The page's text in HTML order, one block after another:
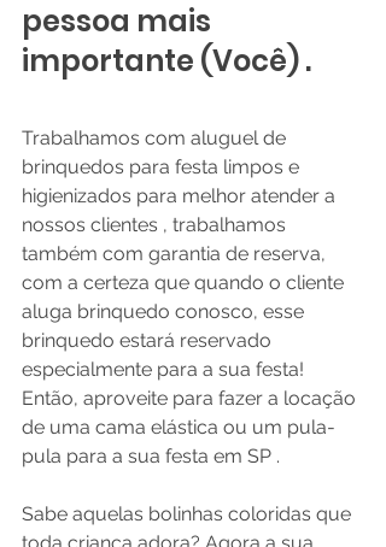
pessoa mais
importante (Você) .
Trabalhamos com aluguel de
brinquedos para festa limpos e
higienizados para melhor atender a
nossos clientes , trabalhamos
também com garantia de reserva,
com a certeza que quando o cliente
aluga brinquedo conosco, esse
brinquedo estará reservado
especialmente para a sua festa!
Então, aproveite para fazer a locação
de uma cama elástica ou um pula-
pula para a sua festa em SP .
Sabe aquelas bolinhas coloridas que